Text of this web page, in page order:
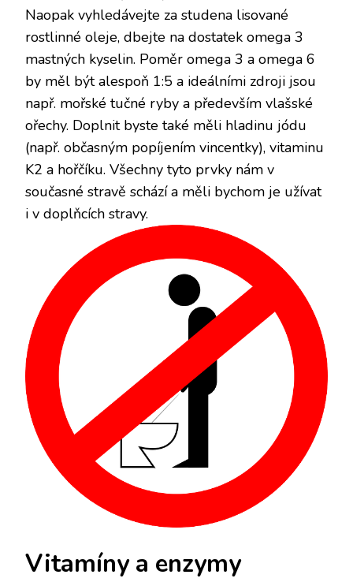
Naopak vyhledávejte za studena lisované
rostlinné oleje, dbejte na dostatek omega 3
mastných kyselin. Poměr omega 3 a omega 6
by měl být alespoň 1:5 a ideálními zdroji jsou
např. mořské tučné ryby a především vlašské
ořechy. Doplnit byste také měli hladinu jódu
(např. občasným popíjením vincentky), vitaminu
K2 a hořčíku. Všechny tyto prvky nám v
současné stravě schází a měli bychom je užívat
i v doplňcích stravy.
Vitamíny a enzymy